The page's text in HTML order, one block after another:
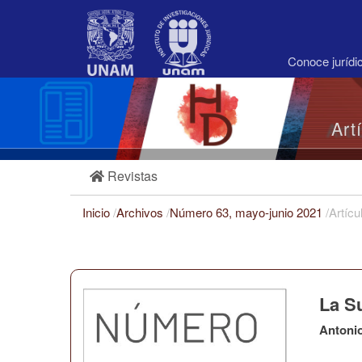
Barra
Conoce
Revistas
Inicio/Archivos /Número 63, mayo-junio 2021 /
La